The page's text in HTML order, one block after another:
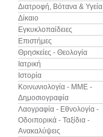
Διατροφή, Βότανα & Υγεία
Δίκαιο
Εγκυκλοπαίδειες
Επιστήμες
Θρησκείες - Θεολογία
Ιατρική
Ιστορία
Κοινωνιολογία - ΜΜΕ -
Δημοσιογραφία
Λαογραφία - Εθνολογία -
Οδοιπορικά - Ταξίδια -
Ανακαλύψεις